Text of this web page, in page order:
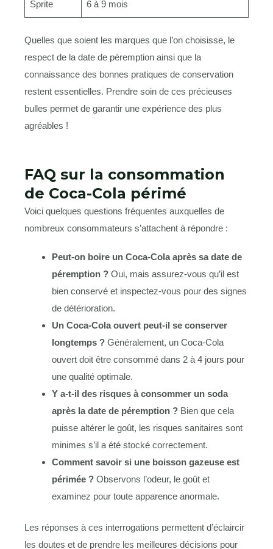
Sprite 6 à 9 mois
Quelles que soient les marques que l’on choisisse, le
respect de la date de péremption ainsi que la
connaissance des bonnes pratiques de conservation
restent essentielles. Prendre soin de ces précieuses
bulles permet de garantir une expérience des plus
agréables !
FAQ sur la consommation
de Coca-Cola périmé
Voici quelques questions fréquentes auxquelles de
nombreux consommateurs s’attachent à répondre :
Peut-on boire un Coca-Cola après sa date de
péremption ? Oui, mais assurez-vous qu’il est
bien conservé et inspectez-vous pour des signes
de détérioration.
Un Coca-Cola ouvert peut-il se conserver
longtemps ? Généralement, un Coca-Cola
ouvert doit être consommé dans 2 à 4 jours pour
une qualité optimale.
Y a-t-il des risques à consommer un soda
après la date de péremption ? Bien que cela
puisse altérer le goût, les risques sanitaires sont
minimes s’il a été stocké correctement.
Comment savoir si une boisson gazeuse est
périmée ? Observons l’odeur, le goût et
examinez pour toute apparence anormale.
Les réponses à ces interrogations permettent d’éclaircir
les doutes et de prendre les meilleures décisions pour